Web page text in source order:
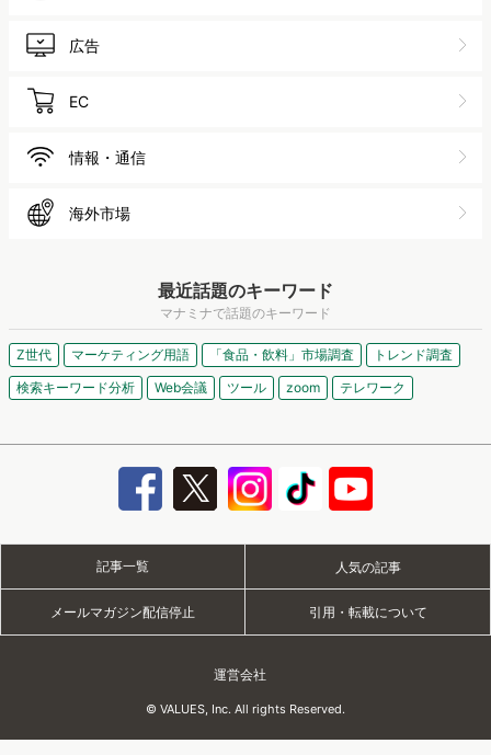
広告
EC
情報・通信
海外市場
最近話題のキーワード
マナミナで話題のキーワード
Z世代 マーケティング用語 「食品・飲料」市場調査
トレンド調査
検索キーワード分析
Web会議 ツール zoom テレワーク
記事一覧 人気の記事
メールマガジン配信停止 引用・転載について
運営会社
© VALUES, Inc. All rights Reserved.